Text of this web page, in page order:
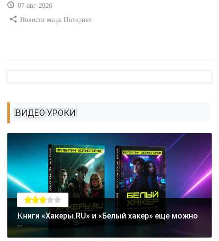
07-авг-2026
Новости мира Интернет
ВИДЕО УРОКИ
Книги «Хакеры.RU» и «Белый хакер» еще можно
...